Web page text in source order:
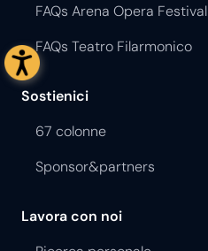
FAQs Arena Opera Festival
FAQs Teatro Filarmonico
Sostienici
67 colonne
Sponsor&partners
Lavora con noi